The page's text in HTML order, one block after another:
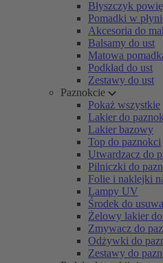
Błyszczyk
Pomadki w
Akcesoria do
Balsamy do ust
Matowa
Podkład do ust
Zestawy do ust
Paznokcie
Pokaż wszystkie
Lakier do
Lakier bazowy
Top do paznokci
Utwardzacz do
Pilniczki do
Folie i naklejki
Lampy UV
Środek do
Żelowy lakier
Zmywacz do
Odżywki do
Zestawy do